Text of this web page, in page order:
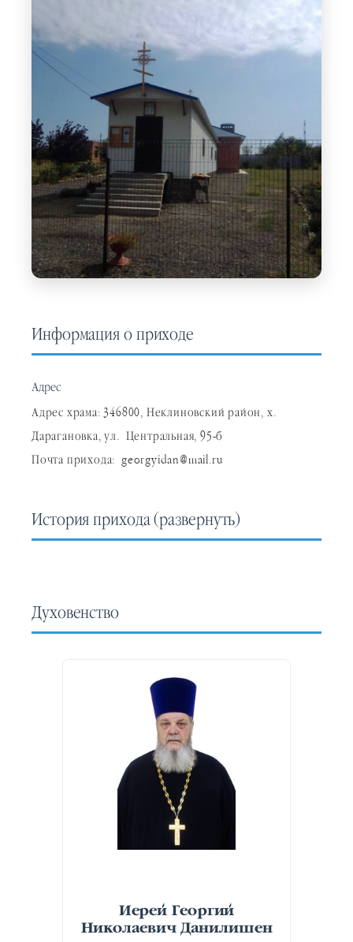
Информация о приходе
Адрес
Адрес храма: 346800, Неклиновский район, х.
Дарагановка, ул. Центральная, 95-б
Почта прихода: georgyidan@mail.ru
История прихода(развернуть)
Духовенство
Иерей Георгий
Николаевич Данилишен